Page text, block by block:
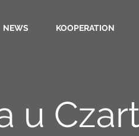
NEWS KOOPERATION
u